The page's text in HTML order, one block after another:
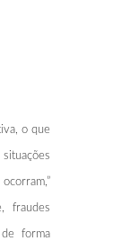
o que
situações
fraudes
forma